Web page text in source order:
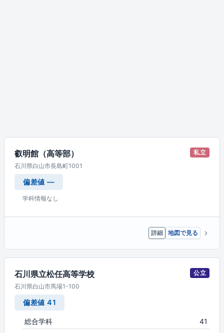
叡明館（高等部）
私立
石川県白山市長島町1001
偏差値 —
学科情報なし
詳細 地図で見る
石川県立松任高等学校
公立
石川県白山市馬場1-100
偏差値 41
総合学科 41